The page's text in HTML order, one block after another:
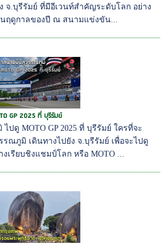
จ.บุรีรัมย์ ที่มีอีเวนท์สำคัญระดับโลก อย่าง
ต้นฤดูกาลของปี ณ สนามแข่งขัน...
GP 2025 ที่ บุรีรัมย์
ดู MOTO GP 2025 ที่ บุรีรัมย์ ใครที่จะ
ณภูมิ เดินทางไปยัง จ.บุรีรัมย์ เพื่อจะไปดู
เรียบชิงแชมป์โลก หรือ MOTO ...